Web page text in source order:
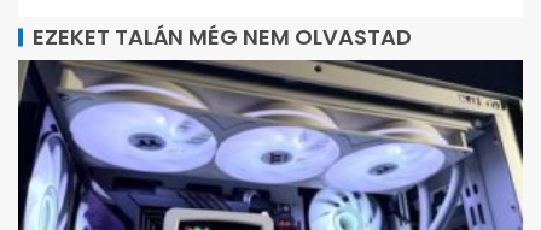
EZEKET TALÁN MÉG NEM OLVASTAD